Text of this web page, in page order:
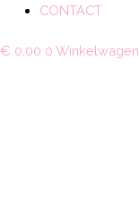
CONTACT
€ 0,00 0 Winkelwagen